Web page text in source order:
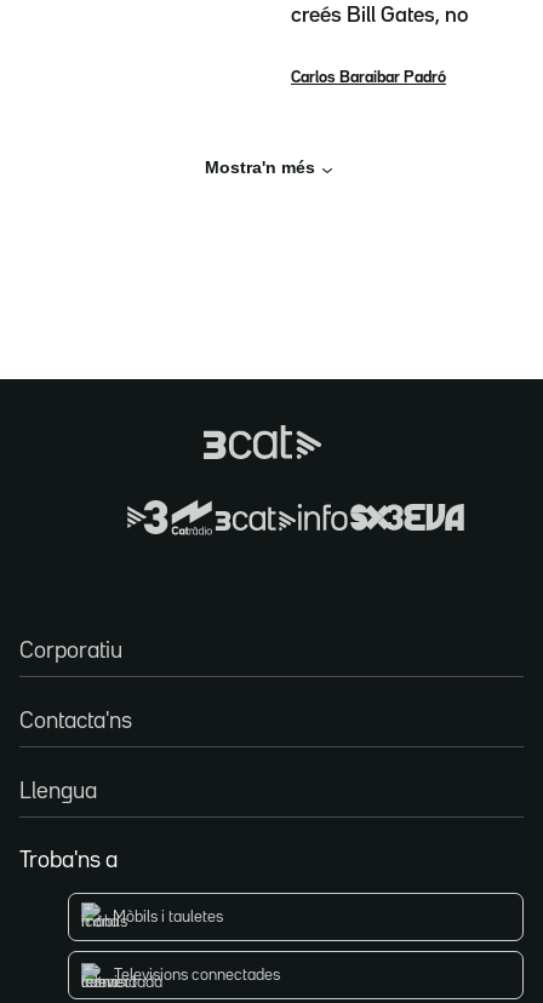
creés Bill Gates, no
Carlos Baraibar Padró
Mostra'n més
Corporatiu
Contacta'ns
Llengua
Troba'ns a
Mòbils i tauletes
Televisions connectades